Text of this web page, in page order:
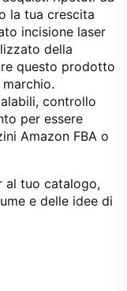
la tua crescita
incisione laser
della
questo prodotto
controllo
per essere
Amazon FBA o
al tuo catalogo,
e delle idee di